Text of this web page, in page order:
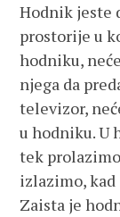
Hodnik jeste
prostorije u
hodniku,
njega da
televizor,
u hodniku. U
tek
izlazimo,
Zaista je